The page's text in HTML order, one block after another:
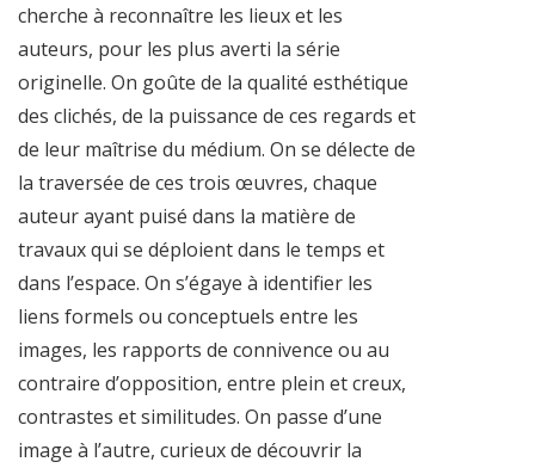
cherche à reconnaître les lieux et les
auteurs, pour les plus averti la série
originelle. On goûte de la qualité esthétique
des clichés, de la puissance de ces regards et
de leur maîtrise du médium. On se délecte de
la traversée de ces trois œuvres, chaque
auteur ayant puisé dans la matière de
travaux qui se déploient dans le temps et
dans l’espace. On s’égaye à identifier les
liens formels ou conceptuels entre les
images, les rapports de connivence ou au
contraire d’opposition, entre plein et creux,
contrastes et similitudes. On passe d’une
image à l’autre, curieux de découvrir la